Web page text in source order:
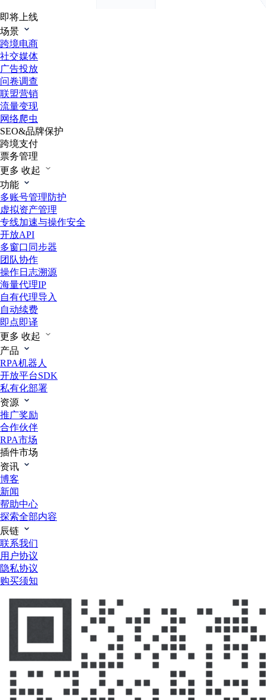
即将上线
场景
跨境电商
社交媒体
广告投放
问卷调查
联盟营销
流量变现
网络爬虫
SEO&品牌保护
跨境支付
票务管理
更多 收起
功能
多账号管理防护
虚拟资产管理
专线加速与操作安全
开放API
多窗口同步器
团队协作
操作日志溯源
海量代理IP
自有代理导入
自动续费
即点即译
更多 收起
产品
RPA机器人
开放平台SDK
私有化部署
资源
推广奖励
合作伙伴
RPA市场
插件市场
资讯
博客
新闻
帮助中心
探索全部内容
辰链
联系我们
用户协议
隐私协议
购买须知